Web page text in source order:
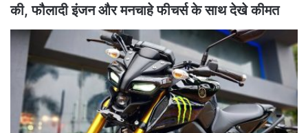
की, फौलादी इंजन और मनचाहे फीचर्स के साथ देखे कीमत